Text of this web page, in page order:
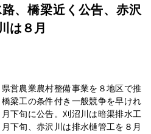
、橋梁近く公告、赤沢
は８月
営農業農村整備事業を８地区で推
梁工の条件付き一般競争を早けれ
下旬に公告。刈沼川は暗渠排水工
下旬、赤沢川は排水樋管工を８月